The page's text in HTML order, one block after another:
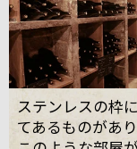
ステンレスの枠
てあるものがあり